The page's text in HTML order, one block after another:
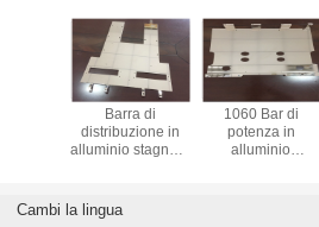
di
Barra di
distribuzione in
alluminio stagnato
elettrica
1060 Bar di
potenza in
alluminio
Cambi la lingua